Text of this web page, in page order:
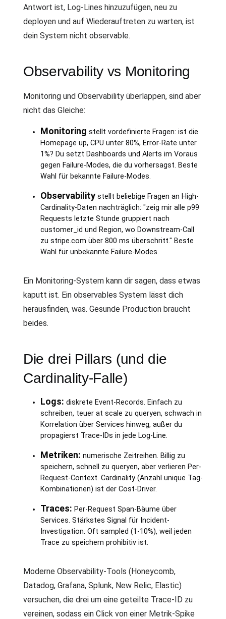
Antwort ist, Log-Lines hinzuzufügen, neu zu
deployen und auf Wiederauftreten zu warten, ist
dein System nicht observable.
Observability vs Monitoring
Monitoring und Observability überlappen, sind aber
nicht das Gleiche:
Monitoring stellt vordefinierte Fragen: ist die
Homepage up, CPU unter 80%, Error-Rate unter
1%? Du setzt Dashboards und Alerts im Voraus
gegen Failure-Modes, die du vorhersagst. Beste
Wahl für bekannte Failure-Modes.
Observabilitystellt beliebige Fragen an High-
Cardinality-Daten nachträglich: "zeig mir alle p99
Requests letzte Stunde gruppiert nach
customer_id und Region, wo Downstream-Call
zu stripe.com über 800 ms überschritt." Beste
Wahl für unbekannte Failure-Modes.
Ein Monitoring-System kann dir sagen, dass etwas
kaputt ist. Ein observables System lässt dich
herausfinden, was. Gesunde Production braucht
beides.
Die drei Pillars (und die
Cardinality-Falle)
Logs: diskrete Event-Records. Einfach zu
schreiben, teuer at scale zu queryen, schwach in
Korrelation über Services hinweg, außer du
propagierst Trace-IDs in jede Log-Line.
Metriken: numerische Zeitreihen. Billig zu
speichern, schnell zu queryen, aber verlieren Per-
Request-Context. Cardinality (Anzahl unique Tag-
Kombinationen) ist der Cost-Driver.
Traces: Per-Request Span-Bäume über
Services. Stärkstes Signal für Incident-
Investigation. Oft sampled (1-10%), weil jeden
Trace zu speichern prohibitiv ist.
Moderne Observability-Tools (Honeycomb,
Datadog, Grafana, Splunk, New Relic, Elastic)
versuchen, die drei um eine geteilte Trace-ID zu
vereinen, sodass ein Click von einer Metrik-Spike